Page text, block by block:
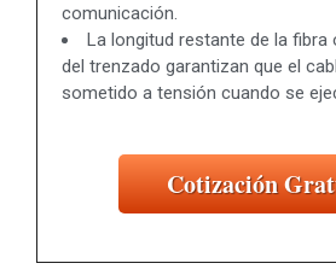
comunicación.
La longitud restante de la fibra
del trenzado garantizan que el
sometido a tensión cuando se
Cotización